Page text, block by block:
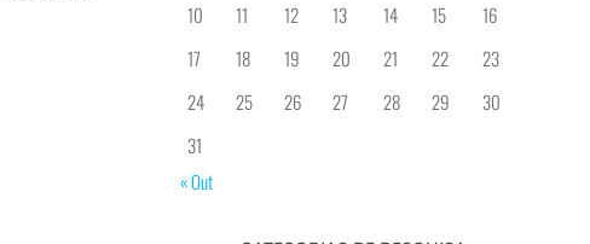
10
11 12 13 14 15
16
17
18 19 20 21 22
23
24
25 26 27 28 29
30
31
« Out